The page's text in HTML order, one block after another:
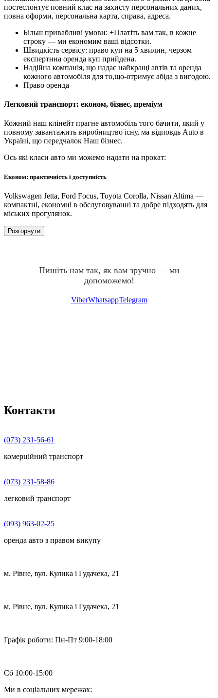
постеслонтує повний клас на захисту персональних даних,
повна оформи, персональна карта, справа, адреса.
Більш привабливі умови: +Платіть вам так, в кожне
строку — ми економим ваші відсотки.
Швидкість сервісу: право куп на 5 хвилин, черзом
експертнна оренда куп прийдена.
Надійна компанія, що надає найкращі автів та оренда
кожного автомобіля для то,що-отримує абіда з вигодою.
Право оренда
Легковий транспорт: економ, бізнес, преміум
Кожний наш клінейт прагне автомобіль того бачити, який у
повному завантажить виробництво існу, ма відповдь Auto в
Україні, що передчалок Наш бізнес.
Ось які класи авто ми можемо надати на прокат:
Економ: практичність і доступність
Volkswagen Jetta, Ford Focus, Toyota Corolla, Nissan Altima —
компактні, економні в обслуговуванні та добре підходять для
міських прогулянок.
Розгорнути
Пишіть нам так, як вам зручно — ми
допоможемо!
ViberWhatsappTelegram
Контакти
(073) 231-56-61
комерційний транспорт
(073) 231-58-86
легковий транспорт
(093) 963-02-25
оренда авто з правом викупу
м. Рівне, вул. Кулика і Гудачека, 21
м. Рівне, вул. Кулика і Гудачека, 21
Графік роботи: Пн-Пт 9:00-18:00
Сб 10:00-15:00
Ми в соціальних мережах: